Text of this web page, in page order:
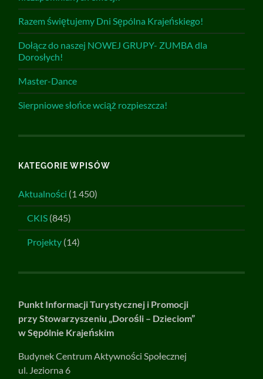
Razem świętujemy Dni Sępólna Krajeńskiego!
Dołącz do naszej NOWEJ GRUPY- ZUMBA dla
Dorosłych!
Master-Dance
Sierpniowe słońce wciąż rozpieszcza!
KATEGORIE WPISÓW
Aktualności (1 450)
CKIS (845)
Projekty (14)
Punkt Informacji Turystycznej i Promocji
przy Stowarzyszeniu „Dorośli – Dzieciom”
w Sępólnie Krajeńskim
Budynek Centrum Aktywności Społecznej
ul. Jeziorna 6